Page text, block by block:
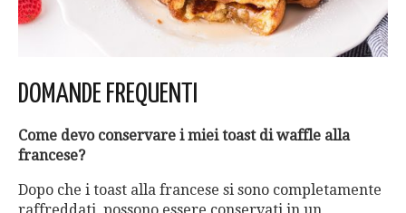
DOMANDE FREQUENTI
Come devo conservare i miei toast di waffle alla
francese?
Dopo che i toast alla francese si sono completamente